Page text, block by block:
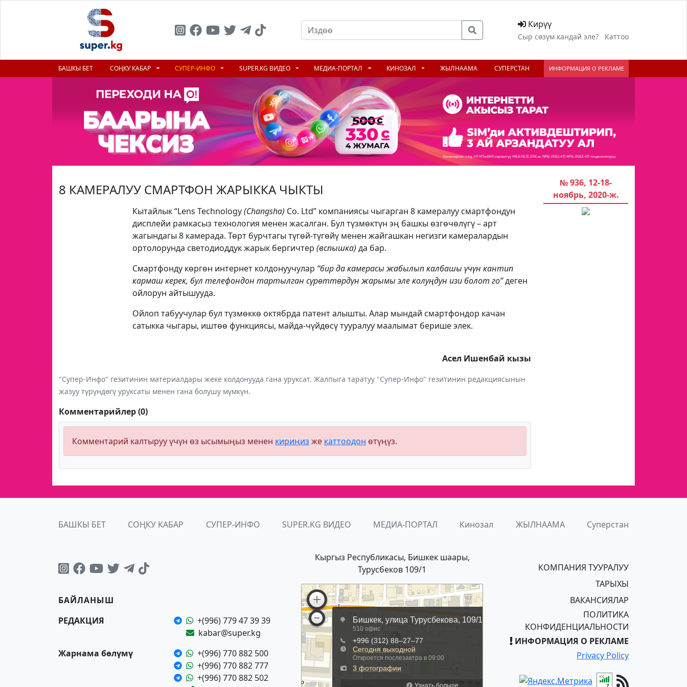
Кирүү
Сыр сөзүм кандай эле? Каттоо
БАШКЫ БЕТ СОҢКУ КАБАР СУПЕР-ИНФО SUPER.KG ВИДЕО МЕДИА-ПОРТАЛ КИНОЗАЛ ЖЫЛНААМА СУПЕРСТАН ИНФОРМАЦИЯ О РЕКЛАМЕ
8 КАМЕРАЛУУ СМАРТФОН ЖАРЫККА ЧЫКТЫ
Кытайлык “Lens Technology(Changsha) Co. Ltd” компаниясы чыгарган 8 камералуу смартфондун
дисплейи рамкасыз технология менен жасалган. Бул түзмөктүн эң башкы өзгөчөлүгү – арт
жагындагы 8 камерада. Төрт бурчтагы түгөй-түгөйү менен жайгашкан негизги камералардын
ортолорунда светодиоддук жарык бергичтер (вспышка) да бар.
Смартфонду көргөн интернет колдонуучулар “бир да камерасы жабылып калбашы үчүн кантип
кармаш керек, бул телефондон тартылган сүрөттөрдүн жарымы эле колуңдун изи болот го”деген
ойлорун айтышууда.
Ойлоп табуучулар бул түзмөккө октябрда патент алышты. Алар мындай смартфондор качан
сатыкка чыгары, иштөө функциясы, майда-чүйдөсү тууралуу маалымат берише элек.
Асел Ишенбай кызы
"Супер-Инфо" гезитинин материалдары жеке колдонууда гана уруксат. Жалпыга таратуу "Супер-Инфо" гезитинин редакциясынын
жазуу түрүндөгү уруксаты менен гана болушу мүмкүн.
Комментарийлер (0)
Комментарий калтыруу үчүн өз ысымыңыз менен кириңиз же каттоодон өтүңүз.
№ 936, 12-18-
ноябрь, 2020-ж.
БАШКЫ БЕТ СОҢКУ КАБАР СУПЕР-ИНФО SUPER.KG ВИДЕО МЕДИА-ПОРТАЛ Кинозал ЖЫЛНААМА Суперстан
БАЙЛАНЫШ
РЕДАКЦИЯ
+(996) 779 47 39 39
kabar@super.kg
Жарнама бөлүмү
+(996) 770 882 500
+(996) 770 882 777
+(996) 770 882 502
Кыргыз Республикасы, Бишкек шаары,
Турусбеков 109/1
КОМПАНИЯ ТУУРАЛУУ
ТАРЫХЫ
ВАКАНСИЯЛАР
ПОЛИТИКА
КОНФИДЕНЦИАЛЬНОСТИ
ИНФОРМАЦИЯ О РЕКЛАМЕ
Privacy Policy